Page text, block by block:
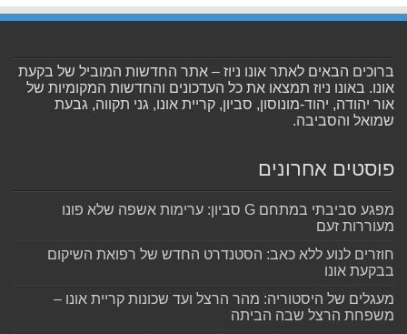
ברוכים הבאים לאתר אונו ניוז – אתר החדשות המוביל של בקעת
אונו. באונו ניוז תמצאו את כל העדכונים והחדשות המקומיות של
אור יהודה, יהוד-מונוסון, סביון, קריית אונו, גני תקווה, גבעת
שמואל והסביבה.
פוסטים אחרונים
מפגע סביבתי במתחם G סביון: ערימות אשפה שלא פונו
מעוררות זעם
חוזרים לנוע ללא כאב: הסטנדרט החדש של רפואת השיקום
בבקעת אונו
מעגלים של היסטוריה: מהר הרצל ועד שכונות קריית אונו –
משפחת הרצל שבה הביתה